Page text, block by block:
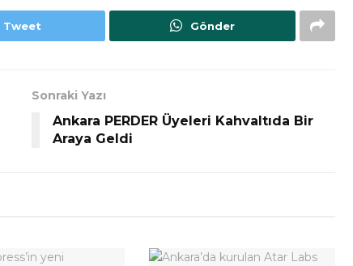
Tweet Gönder
Sonraki Yazı
Ankara PERDER Üyeleri Kahvaltıda Bir
Araya Geldi